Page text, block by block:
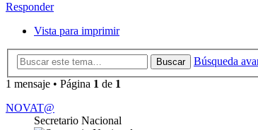
Responder
Vista para imprimir
Buscar
Búsqueda
1 mensaje • Página 1 de 1
NOVAT@
Secretario Nacional